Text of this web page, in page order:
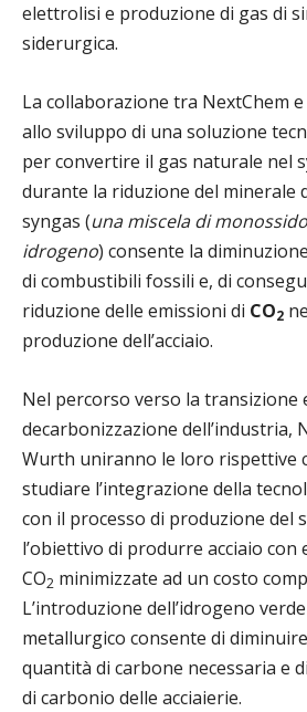
elettrolisi e produzione di gas di
siderurgica.
La collaborazione tra NextChem
allo sviluppo di una soluzione
per convertire il gas naturale nel
durante la riduzione del minerale
syngas (una miscela di
idrogeno) consente la
di combustibili fossili e, di
riduzione delle emissioni di CO2
produzione dell’acciaio.
Nel percorso verso la transizione
decarbonizzazione dell’industria,
Wurth uniranno le loro rispettive
studiare l’integrazione della
con il processo di produzione del
l’obiettivo di produrre acciaio con
CO2 minimizzate ad un costo
L’introduzione dell’idrogeno
metallurgico consente di
quantità di carbone necessaria e
di carbonio delle acciaierie.